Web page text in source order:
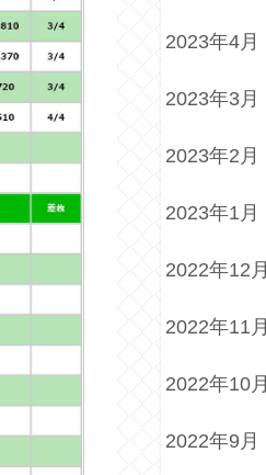
2023年4月
2023年3月
2023年2月
2023年1月
2022年12月
2022年11月
2022年10月
2022年9月